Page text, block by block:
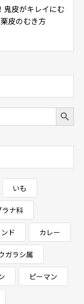
鬼皮がキレイにむ
皮のむき方
Search Button
いも
ラナ科
ド カレー
ガラシ属
ピーマン